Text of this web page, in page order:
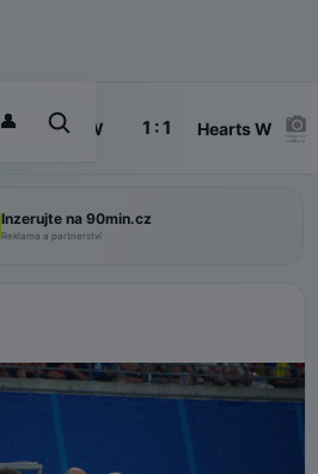
👤 Køge W 1 : 1 Hearts W
Inzerujte na 90min.cz
Reklama a partnerství